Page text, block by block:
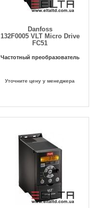
Danfoss
132F0005 VLT Micro Drive
FC51
Частотный преобразователь
Уточните цену у менеджера